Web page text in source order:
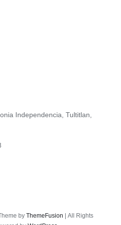
Independencia, Tultitlan,
by ThemeFusion | All Rights